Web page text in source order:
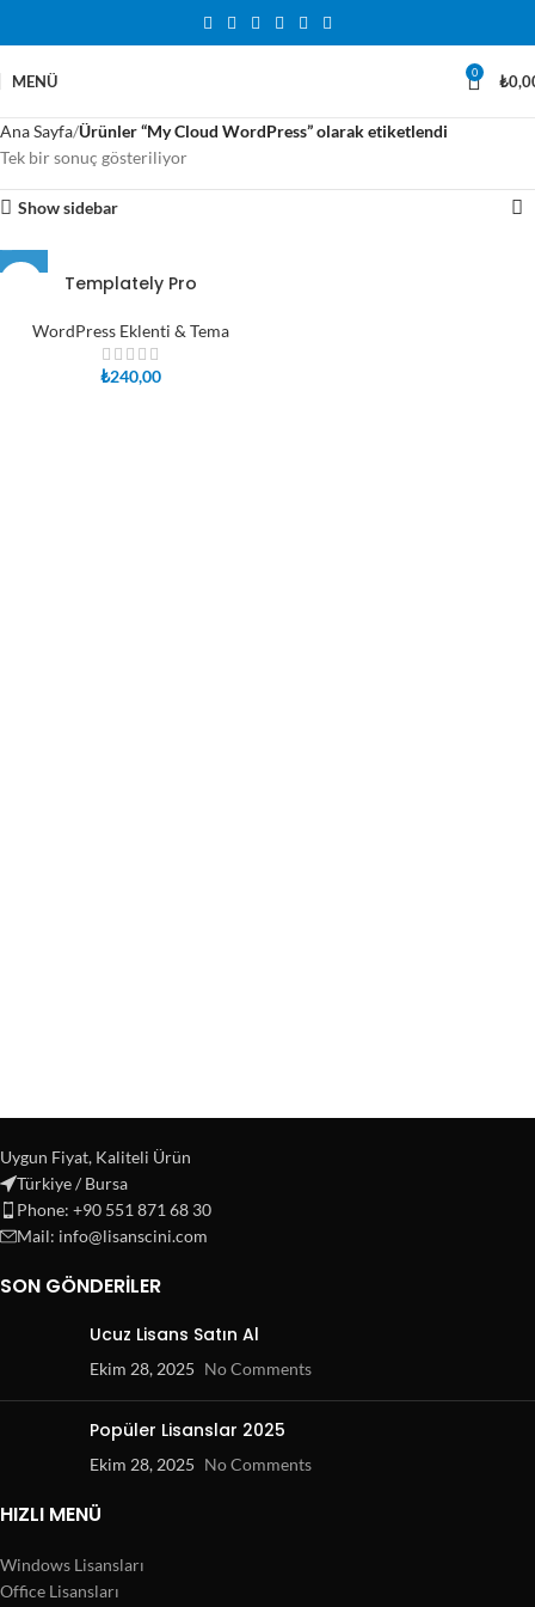
MENÜ 0 ₺
Ana Sayfa Ürünler “My Cloud WordPress” olarak etiketlendi
Tek bir sonuç gösteriliyor
Show sidebar
Templately Pro
WordPress Eklenti & Tema
₺240,00
Uygun Fiyat, Kaliteli Ürün
Türkiye / Bursa
Phone: +90 551 871 68 30
Mail: info@lisanscini.com
SON GÖNDERILER
Ucuz Lisans Satın Al
Ekim 28, 2025 No Comments
Popüler Lisanslar 2025
Ekim 28, 2025 No Comments
HIZLI MENÜ
Windows Lisansları
Office Lisansları